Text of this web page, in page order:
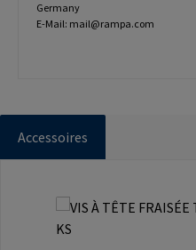
Germany
E-Mail: mail@rampa.com
Accessoires